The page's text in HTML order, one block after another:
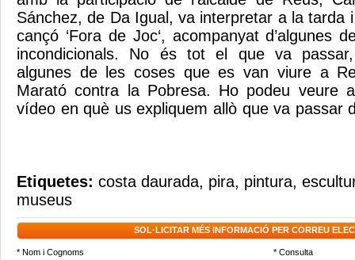
Sánchez, de Da Igual, va interpretar a la tarda
cançó ‘Fora de Joc‘, acompanyat d’algunes
incondicionals. No és tot el que va
algunes de les coses que es van viure a
Marató contra la Pobresa. Ho podeu veure
vídeo en què us expliquem allò que va passar
Etiquetes: costa daurada, pira, pintura,
museus
SOL·LICITAR MÉS INFORMACIÓ PER CORREU
* Nom i Cognoms * Consulta